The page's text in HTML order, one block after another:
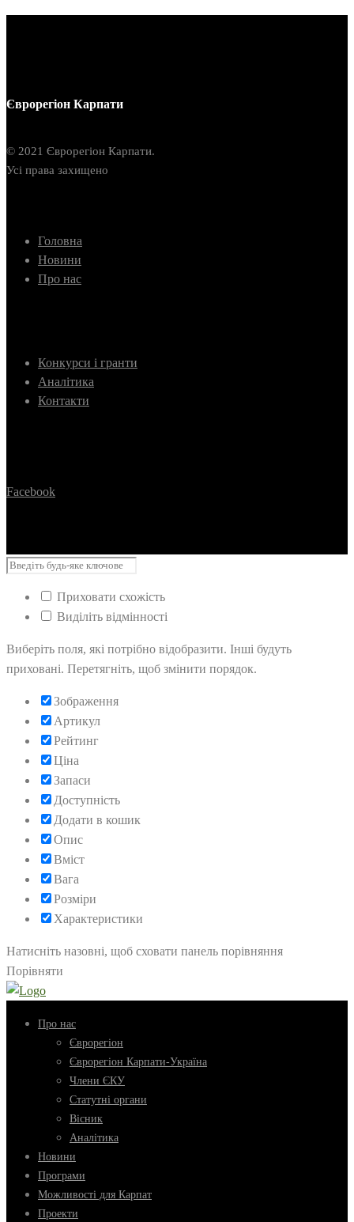
Єврорегіон Карпати
© 2021 Єврорегіон Карпати.
Усі права захищено
Головна
Новини
Про нас
Конкурси і гранти
Аналітика
Контакти
Facebook
Приховати схожість
Виділіть відмінності
Виберіть поля, які потрібно відобразити. Інші будуть
приховані. Перетягніть, щоб змінити порядок.
Зображення
Артикул
Рейтинг
Ціна
Запаси
Доступність
Додати в кошик
Опис
Вміст
Вага
Розміри
Характеристики
Натисніть назовні, щоб сховати панель порівняння
Порівняти
Про нас
Єврорегіон
Єврорегіон Карпати-Україна
Члени ЄКУ
Статутні органи
Вісник
Аналітика
Новини
Програми
Можливості для Карпат
Проекти